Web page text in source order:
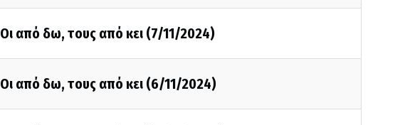
Οι από δω, τους από κει (7/11/2024)
Οι από δω, τους από κει (6/11/2024)